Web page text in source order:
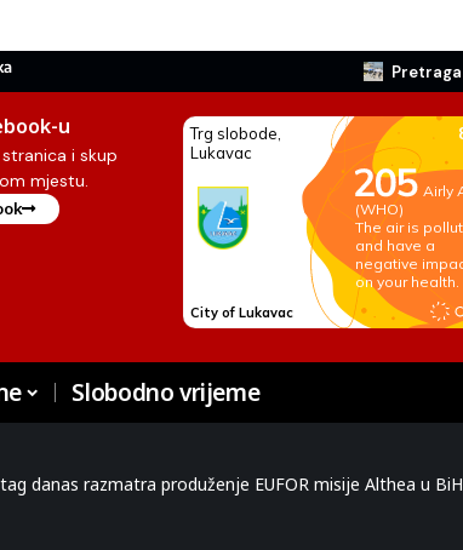
Pretraga
u
i skup
mjestu.
Slobodno vrijeme
danas razmatra produženje EUFOR misije Althea u BiH